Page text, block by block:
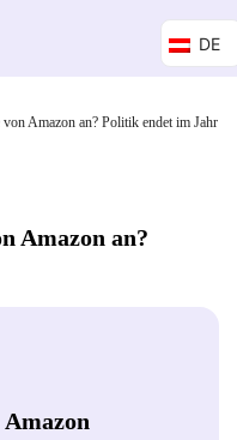
DE
Amazon an? Politik endet im Jahr
Amazon an?